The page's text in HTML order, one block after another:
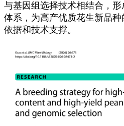
与基因组选择技术相结合，
体系，为高产优质花生新品
依据和技术支撑。